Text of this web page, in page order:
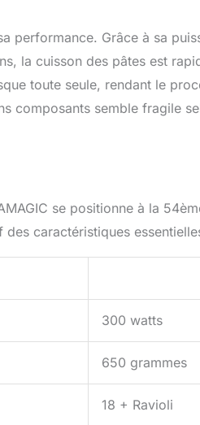
performance. Grâce à sa
la cuisson des pâtes est
toute seule, rendant le
composants semble fragile
se positionne à la
caractéristiques
300 watts
650 grammes
18 + Ravioli